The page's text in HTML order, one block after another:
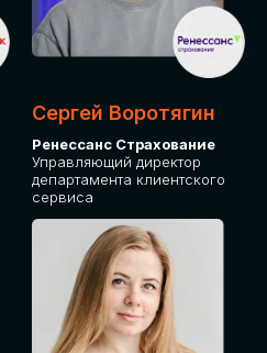
Сергей Воротягин
Ренессанс Страхование
Управляющий директор
департамента клиентского
сервиса